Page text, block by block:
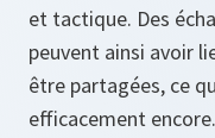
et tactique. Des
peuvent ainsi avoir
être partagées, ce
efficacement